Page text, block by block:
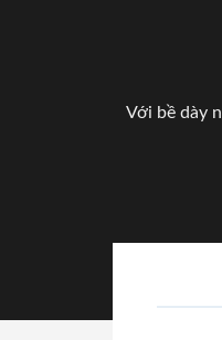
Với bề dày